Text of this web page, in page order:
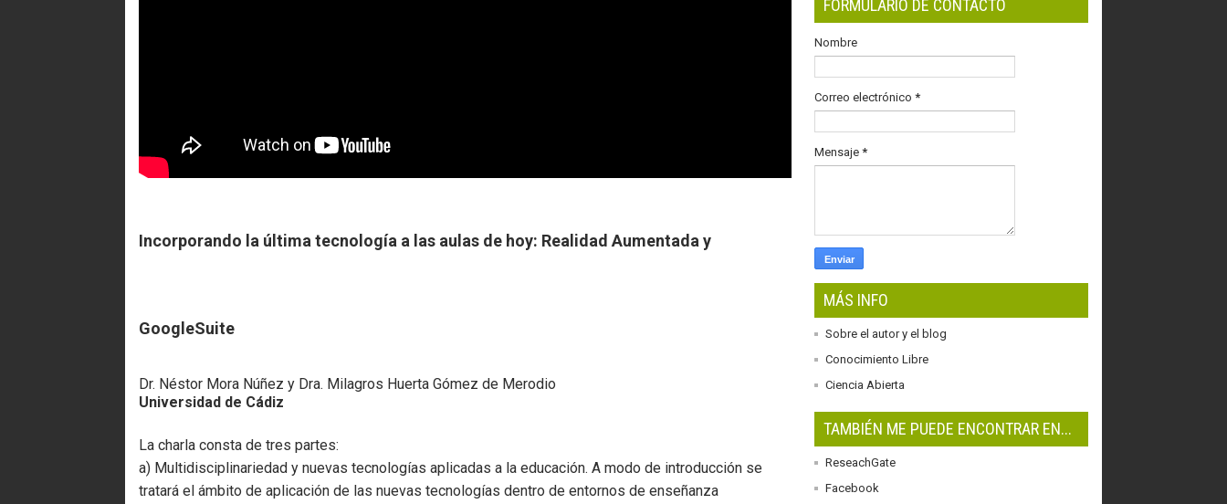
Incorporando la última tecnología a las aulas de hoy: Realidad Aumentada y
GoogleSuite
Dr. Néstor Mora Núñez y Dra. Milagros Huerta Gómez de Merodio
Universidad de Cádiz
La charla consta de tres partes:
a) Multidisciplinariedad y nuevas tecnologías aplicadas a la educación. A modo de introducción se
tratará el ámbito de aplicación de las nuevas tecnologías dentro de entornos de enseñanza
FORMULARIO DE CONTACTO
Nombre
Correo electrónico *
Mensaje *
MÁS INFO
Sobre el autor y el blog
Conocimiento Libre
Ciencia Abierta
TAMBIÉN ME PUEDE ENCONTRAR EN...
ReseachGate
Facebook